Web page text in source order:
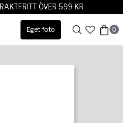
ÖVER 599 KR
Eget foto 0